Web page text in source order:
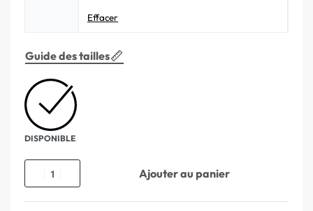
Effacer
Guide des tailles
DISPONIBLE
Ajouter au panier